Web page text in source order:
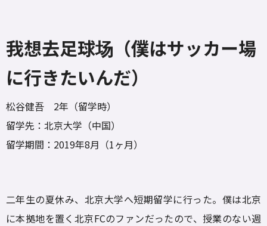
我想去足球场（僕はサッカー場
に行きたいんだ）
松谷健吾 2年（留学時）
留学先：北京大学（中国）
留学期間：2019年8月（1ヶ月）
二年生の夏休み、北京大学へ短期留学に行った。僕は北京
に本拠地を置く北京FCのファンだったので、授業のない週